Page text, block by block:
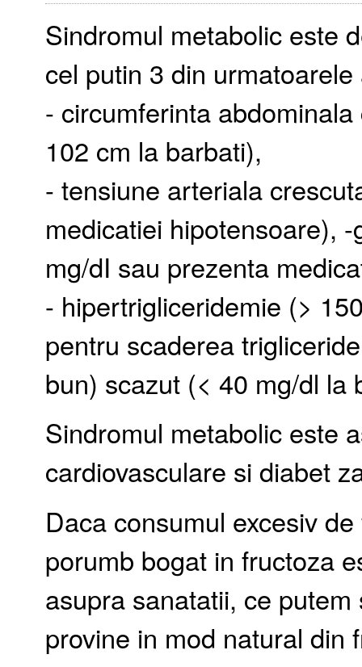
Sindromul metabolic este
cel putin 3 din
- circumferinta
102 cm la barbati),
- tensiune arteriala
medicatiei hipotensoare),
mg/dI sau prezenta
- hipertrigliceridemie (>
pentru scaderea
bun) scazut (< 40 mg/dl la
Sindromul metabolic este
cardiovasculare si diabet
Daca consumul excesiv
porumb bogat in fructoza
asupra sanatatii, ce
provine in mod natural din